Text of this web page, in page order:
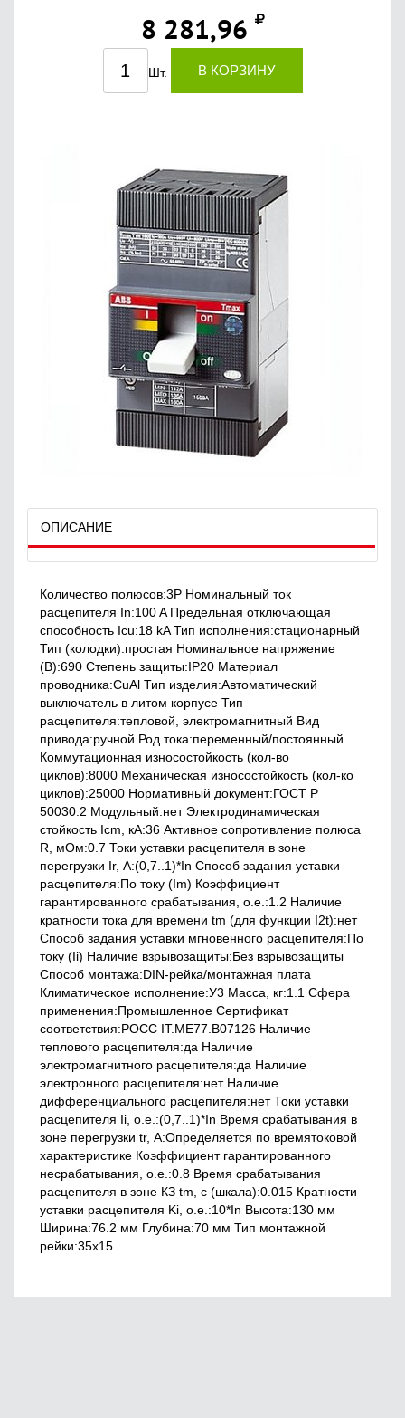
8 281,96
Шт. В КОРЗИНУ
ОПИСАНИЕ
Количество полюсов:3P Номинальный ток
расцепителя In:100 A Предельная отключающая
способность Icu:18 kA Тип исполнения:стационарный
Тип (колодки):простая Номинальное напряжение
(В):690 Степень защиты:IP20 Материал
проводника:CuAl Тип изделия:Автоматический
выключатель в литом корпусе Тип
расцепителя:тепловой, электромагнитный Вид
привода:ручной Род тока:переменный/постоянный
Коммутационная износостойкость (кол-во
циклов):8000 Механическая износостойкость (кол-ко
циклов):25000 Нормативный документ:ГОСТ Р
50030.2 Модульный:нет Электродинамическая
стойкость Icm, кА:36 Активное сопротивление полюса
R, мОм:0.7 Токи уставки расцепителя в зоне
перегрузки Ir, А:(0,7..1)*In Способ задания уставки
расцепителя:По току (Im) Коэффициент
гарантированного срабатывания, о.е.:1.2 Наличие
кратности тока для времени tm (для функции I2t):нет
Способ задания уставки мгновенного расцепителя:По
току (Ii) Наличие взрывозащиты:Без взрывозащиты
Способ монтажа:DIN-рейка/монтажная плата
Климатическое исполнение:У3 Масса, кг:1.1 Сфера
применения:Промышленное Сертификат
соответствия:РОСС IT.ME77.B07126 Наличие
теплового расцепителя:да Наличие
электромагнитного расцепителя:да Наличие
электронного расцепителя:нет Наличие
дифференциального расцепителя:нет Токи уставки
расцепителя Ii, о.е.:(0,7..1)*In Время срабатывания в
зоне перегрузки tr, А:Определяется по времятоковой
характеристике Коэффициент гарантированного
несрабатывания, o.e.:0.8 Время срабатывания
расцепителя в зоне КЗ tm, с (шкала):0.015 Кратности
уставки расцепителя Ki, о.е.:10*In Высота:130 мм
Ширина:76.2 мм Глубина:70 мм Тип монтажной
рейки:35x15